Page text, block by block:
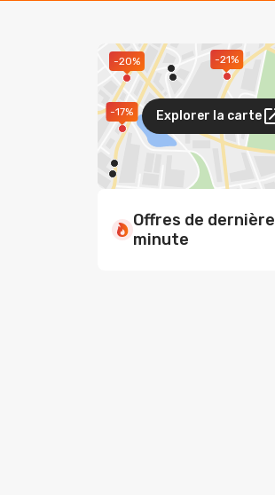
-20% -21%
-17% Explorer la carte
Offres de dernière
minute